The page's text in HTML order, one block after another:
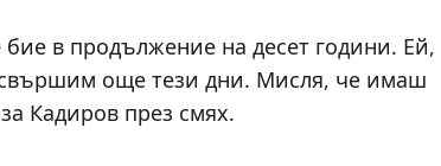
бие в продължение на десет години. Ей,
още тези дни. Мисля, че имаш
Кадиров през смях.